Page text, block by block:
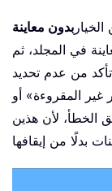
بدون معاينة
في المجلد، ثم
تأكد من عدم تحديد
غير المقروءة» أو
الخطأ، لأن هذين